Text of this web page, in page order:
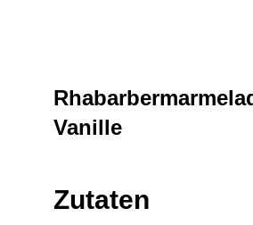
Vanille
Zutaten